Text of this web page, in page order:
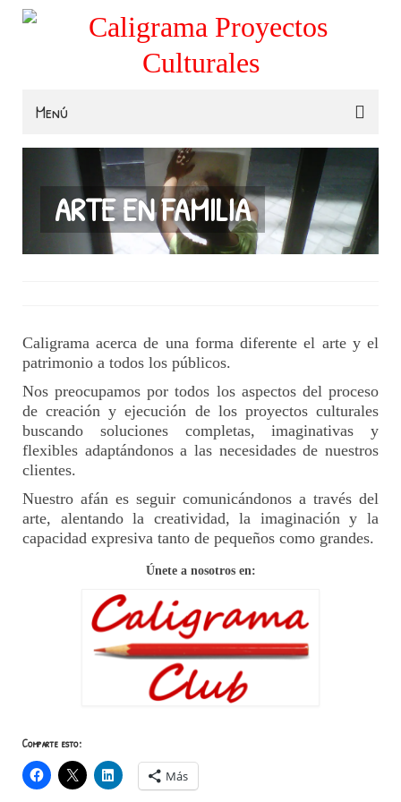
Menú
Familias
Colegios
Museos e Instituciones
ARTE EN FAMILIA
Caligrama acerca de una forma diferente el arte y el
patrimonio a todos los públicos.
Nos preocupamos por todos los aspectos del proceso
de creación y ejecución de los proyectos culturales
buscando soluciones completas, imaginativas y
flexibles adaptándonos a las necesidades de nuestros
clientes.
Nuestro afán es seguir comunicándonos a través del
arte, alentando la creatividad, la imaginación y la
capacidad expresiva tanto de pequeños como grandes.
Únete a nosotros en:
Comparte esto:
Más